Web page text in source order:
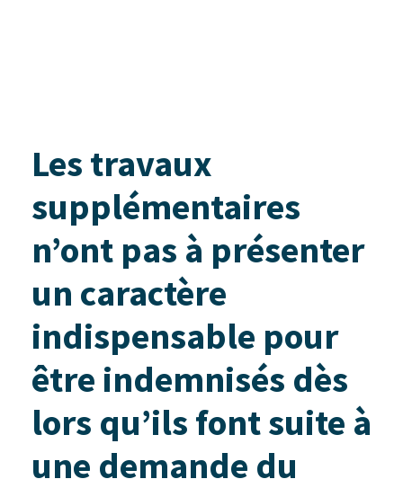
Les travaux
supplémentaires
n’ont pas à présenter
un caractère
indispensable pour
être indemnisés dès
lors qu’ils font suite à
une demande du